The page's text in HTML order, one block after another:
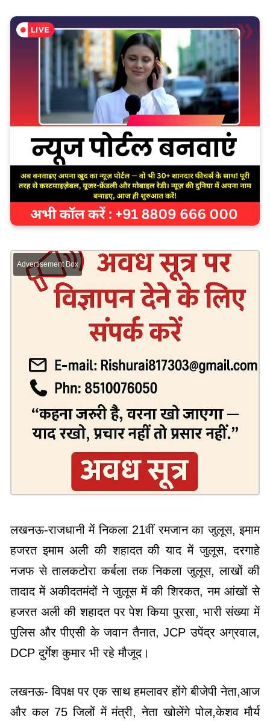
Advertisement Box
लखनऊ-राजधानी में निकला 21वीं रमजान का जुलूस, इमाम
हजरत इमाम अली की शहादत की याद में जुलूस, दरगाहे
नजफ से तालकटोरा कर्बला तक निकला जुलूस, लाखों की
तादाद में अकीदतमंदों ने जुलूस में की शिरकत, नम आंखों से
हजरत अली की शहादत पर पेश किया पुरसा, भारी संख्या में
पुलिस और पीएसी के जवान तैनात, JCP उपेंद्र अग्रवाल,
DCP दुर्गेश कुमार भी रहे मौजूद।
लखनऊ- विपक्ष पर एक साथ हमलावर होंगे बीजेपी नेता,आज
और कल 75 जिलों में मंत्री, नेता खोलेंगे पोल,केशव मौर्य